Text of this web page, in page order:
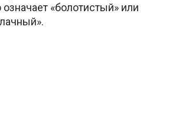
означает «болотистый» или